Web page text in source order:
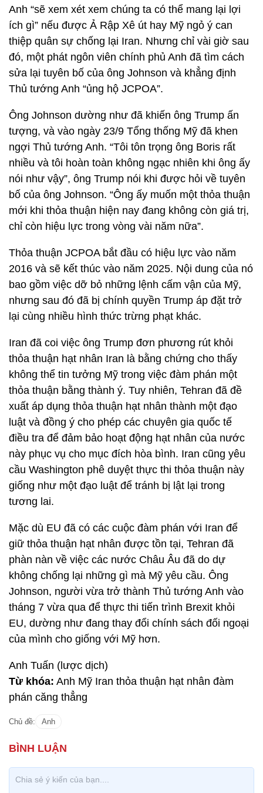
Anh “sẽ xem xét xem chúng ta có thể mang lại lợi
ích gì” nếu được Ả Rập Xê út hay Mỹ ngỏ ý can
thiệp quân sự chống lại Iran. Nhưng chỉ vài giờ sau
đó, một phát ngôn viên chính phủ Anh đã tìm cách
sửa lại tuyên bố của ông Johnson và khẳng định
Thủ tướng Anh “ủng hộ JCPOA”.
Ông Johnson dường như đã khiến ông Trump ấn
tượng, và vào ngày 23/9 Tổng thống Mỹ đã khen
ngợi Thủ tướng Anh. “Tôi tôn trọng ông Boris rất
nhiều và tôi hoàn toàn không ngạc nhiên khi ông ấy
nói như vậy”, ông Trump nói khi được hỏi về tuyên
bố của ông Johnson. “Ông ấy muốn một thỏa thuận
mới khi thỏa thuận hiện nay đang không còn giá trị,
chỉ còn hiệu lực trong vòng vài năm nữa”.
Thỏa thuận JCPOA bắt đầu có hiệu lực vào năm
2016 và sẽ kết thúc vào năm 2025. Nội dung của nó
bao gồm việc dỡ bỏ những lệnh cấm vận của Mỹ,
nhưng sau đó đã bị chính quyền Trump áp đặt trở
lại cùng nhiều hình thức trừng phạt khác.
Iran đã coi việc ông Trump đơn phương rút khỏi
thỏa thuận hạt nhân Iran là bằng chứng cho thấy
không thể tin tưởng Mỹ trong việc đàm phán một
thỏa thuận bằng thành ý. Tuy nhiên, Tehran đã đề
xuất áp dụng thỏa thuận hạt nhân thành một đạo
luật và đồng ý cho phép các chuyên gia quốc tế
điều tra để đảm bảo hoạt động hạt nhân của nước
này phục vụ cho mục đích hòa bình. Iran cũng yêu
cầu Washington phê duyệt thực thi thỏa thuận này
giống như một đạo luật để tránh bị lật lại trong
tương lai.
Mặc dù EU đã có các cuộc đàm phán với Iran để
giữ thỏa thuận hạt nhân được tồn tại, Tehran đã
phàn nàn về việc các nước Châu Âu đã do dự
không chống lại những gì mà Mỹ yêu cầu. Ông
Johnson, người vừa trở thành Thủ tướng Anh vào
tháng 7 vừa qua để thực thi tiến trình Brexit khỏi
EU, dường như đang thay đổi chính sách đối ngoại
của mình cho giống với Mỹ hơn.
Anh Tuấn (lược dịch)
Từ khóa: Anh Mỹ Iran thỏa thuận hạt nhân đàm
phán căng thẳng
Chủ đề: Anh